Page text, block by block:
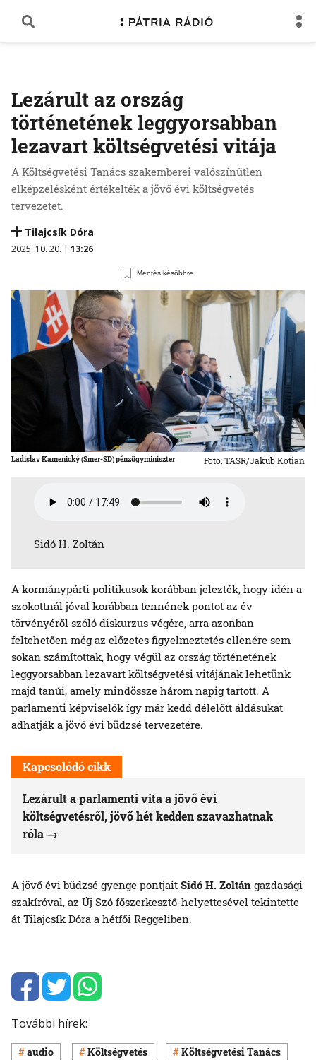
Lezárult az ország
történetének leggyorsabban
lezavart költségvetési vitája
A Költségvetési Tanács szakemberei valószínűtlen
elképzelésként értékelték a jövő évi költségvetés
tervezetet.
Tilajcsík Dóra
2025. 10. 20. | 13:26
Mentés későbbre
Ladislav Kamenický (Smer-SD) pénzügyminiszter Foto: TASR/Jakub Kotian
Sidó H. Zoltán
A kormánypárti politikusok korábban jelezték, hogy idén a
szokottnál jóval korábban tennének pontot az év
törvényéről szóló diskurzus végére, arra azonban
feltehetően még az előzetes figyelmeztetés ellenére sem
sokan számítottak, hogy végül az ország történetének
leggyorsabban lezavart költségvetési vitájának lehetünk
majd tanúi, amely mindössze három napig tartott. A
parlamenti képviselők így már kedd délelőtt áldásukat
adhatják a jövő évi büdzsé tervezetére.
Kapcsolódó cikk
Lezárult a parlamenti vita a jövő évi
költségvetésről, jövő hét kedden szavazhatnak
róla
A jövő évi büdzsé gyenge pontjait Sidó H. Zoltán gazdasági
szakíróval, az Új Szó főszerkesztő-helyettesével tekintette
át Tilajcsík Dóra a hétfői Reggeliben.
További hírek:
audio Költségvetés Költségvetési Tanács